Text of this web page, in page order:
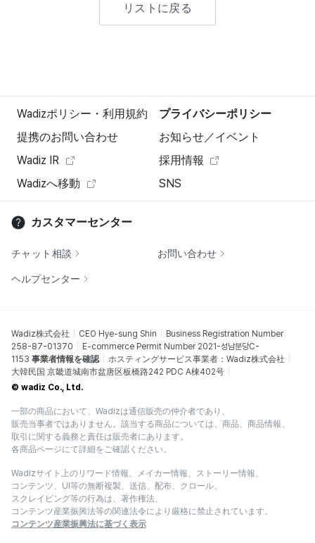
リストに戻る
Wadizポリシー・利用規約
プライバシーポリシー
提携のお問い合わせ
お知らせ／イベント
Wadiz IR
採用情報
Wadizへ移動
SNS
カスタマーセンター
チャット相談 お問い合わせ
ヘルプセンター
Wadiz株式会社 CEO Hye-sung Shin
Business Registration Number
258-87-01370
E-commerce Permit Number 2021-성남분당C-
1153 事業者情報を確認
ホスティングサービス事業者：Wadiz株式会社
大韓民国 京畿道城南市盆唐区板橋路242 PDC A棟402号
© wadiz Co., Ltd.
一部の商品において、Wadizは通信販売の仲介者であり、
販売当事者ではありません。該当する商品については、商品、商品情報、
取引に関する義務と責任は販売者にあります。
各商品ページにて詳細をご確認ください。
Wadizサイト上のリワード情報、メイカー情報、ストーリー情報、
コンテンツ、UI等の無断複製、送信、配布、クロール、
スクレイピング等の行為は、著作権法、
コンテンツ産業振興法等の関連法令により厳格に禁止されています。
コンテンツ産業振興法に基づく表示